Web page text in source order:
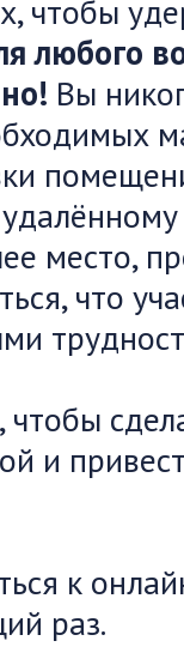
чтобы
любого
Вы
место,
что
и
к
раз.